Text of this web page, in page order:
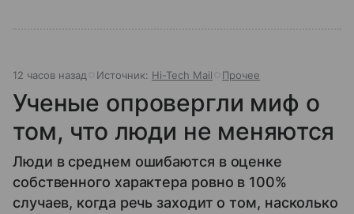
12 часов назад Источник: Hi-Tech Mail Прочее
Ученые опровергли миф о
том, что люди не меняются
Люди в среднем ошибаются в оценке
собственного характера ровно в 100%
случаев, когда речь заходит о том, насколько